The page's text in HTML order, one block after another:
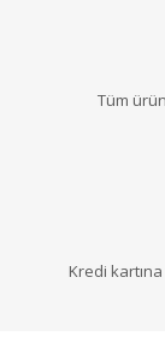
Tüm
Kredi